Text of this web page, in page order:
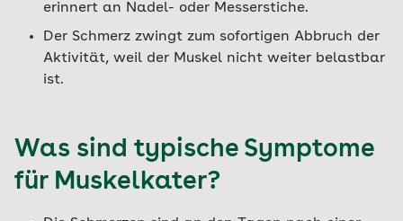
erinnert an Nadel- oder Messerstiche.
Der Schmerz zwingt zum sofortigen Abbruch der
Aktivität, weil der Muskel nicht weiter belastbar
ist.
Was sind typische Symptome
für Muskelkater?